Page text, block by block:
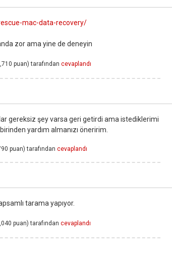
mac-data-recovery/
zor ama yine de deneyin
puan) tarafından cevaplandı
gereksiz şey varsa geri getirdi ama istediklerimi
yardım almanızı öneririm.
puan) tarafından cevaplandı
tarama yapıyor.
puan) tarafından cevaplandı